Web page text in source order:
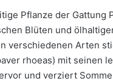
Pflanze der Gattung
Blüten und
verschiedenen Arten
rhoeas) mit seinen
und verziert